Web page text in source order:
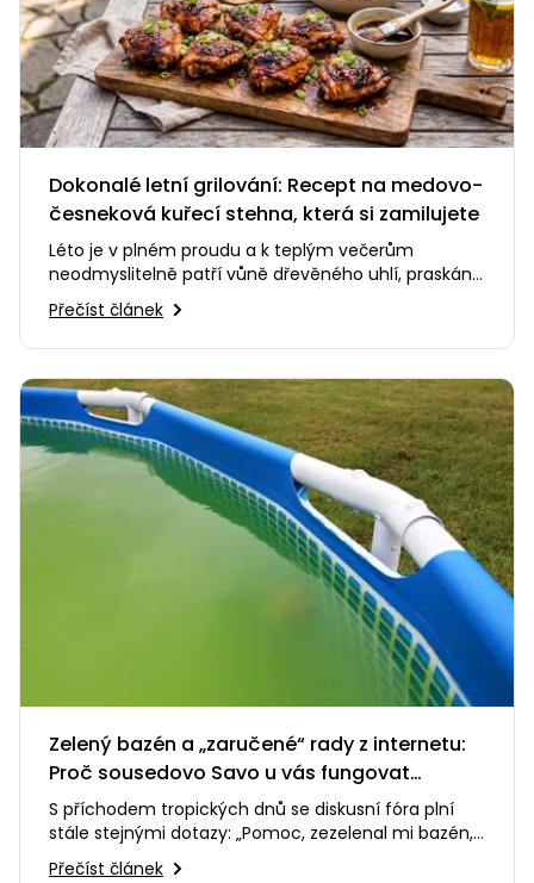
Dokonalé letní grilování: Recept na medovo-
česneková kuřecí stehna, která si zamilujete
Léto je v plném proudu a k teplým večerům
neodmyslitelně patří vůně dřevěného uhlí, praskání
ohně a smích s přáteli na…
Přečíst článek
Zelený bazén a „zaručené“ rady z internetu:
Proč sousedovo Savo u vás fungovat
nebude?
S příchodem tropických dnů se diskusní fóra plní
stále stejnými dotazy: „Pomoc, zezelenal mi bazén,
co s tím?“
Přečíst článek